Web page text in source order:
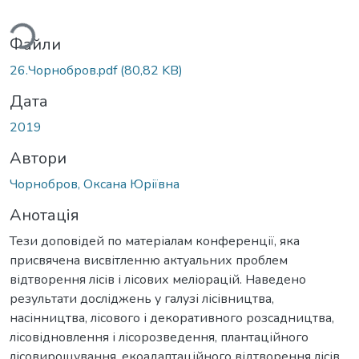
Файли
26.Чорнобров.pdf(80,82 KB)
Дата
2019
Автори
Чорнобров, Оксана Юріївна
Анотація
Тези доповідей по матеріалам конференції, яка
присвячена висвітленню актуальних проблем
відтворення лісів і лісових меліорацій. Наведено
результати досліджень у галузі лісівництва,
насінництва, лісового і декоративного розсадництва,
лісовідновлення і лісорозведення, плантаційного